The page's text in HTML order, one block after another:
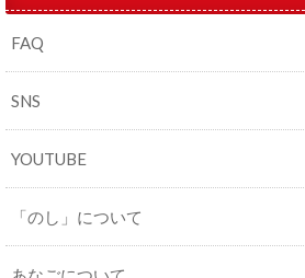
FAQ
SNS
YOUTUBE
「のし」について